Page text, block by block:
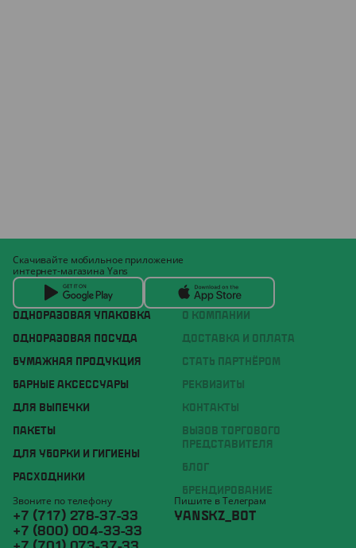
ОДНОРАЗОВАЯ УПАКОВКА
ОДНОРАЗОВАЯ ПОСУДА
БУМАЖНАЯ ПРОДУКЦИЯ
БАРНЫЕ АКСЕССУАРЫ
ДЛЯ ВЫПЕЧКИ
ПАКЕТЫ
ДЛЯ УБОРКИ И ГИГИЕНЫ
РАСХОДНИКИ
О КОМПАНИИ
ДОСТАВКА И ОПЛАТА
СТАТЬ ПАРТНЁРОМ
РЕКВИЗИТЫ
КОНТАКТЫ
ВЫЗОВ ТОРГОВОГО
ПРЕДСТАВИТЕЛЯ
БЛОГ
БРЕНДИРОВАНИЕ
Скачивайте мобильное приложение
интернет-магазина Yans
Звоните по телефону
+7 (717) 278-37-33
+7 (800) 004-33-33
+7 (701) 073-37-33
Пишите в Телеграм
YANSKZ_BOT